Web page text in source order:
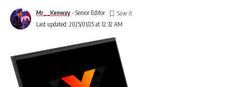
Last updated: 2025/01/25 at 12:32 AM
Mr__Kenway - Senior Editor